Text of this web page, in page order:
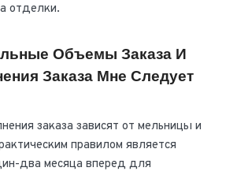
отделки.
Объемы Заказа И
Заказа Мне Следует
заказа зависят от мельницы и
правилом является
два месяца вперед для